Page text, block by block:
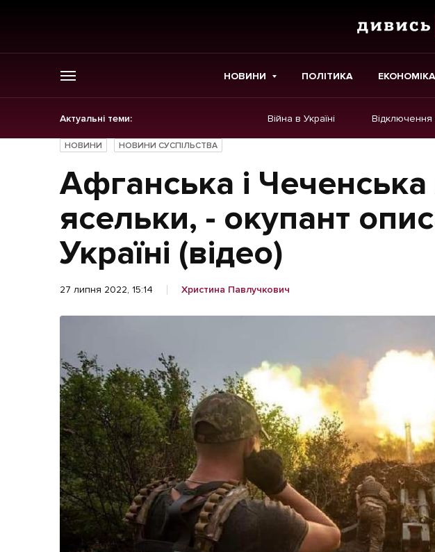
НОВИНИ ПОЛІТИКА ЕКОНОМІКА
Актуальні теми: Війна в Україні Відключення
ГОЛОВНЕ
Новини
Політика
Економіка
Бізнес
Життя
Культура
Афіша
НОВИНИ НОВИНИ СУСПІЛЬСТВА
Афганська і Чеченська
ясельки, - окупант
Україні (відео)
27 липня 2022, 15:14 Христина Павлучкович